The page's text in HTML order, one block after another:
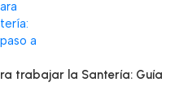
trabajar la Santería: Guía